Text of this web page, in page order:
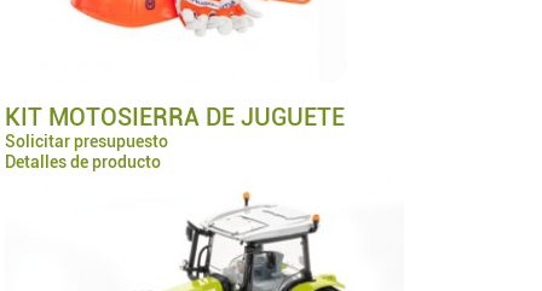
KIT MOTOSIERRA DE JUGUETE
Solicitar presupuesto
Detalles de producto